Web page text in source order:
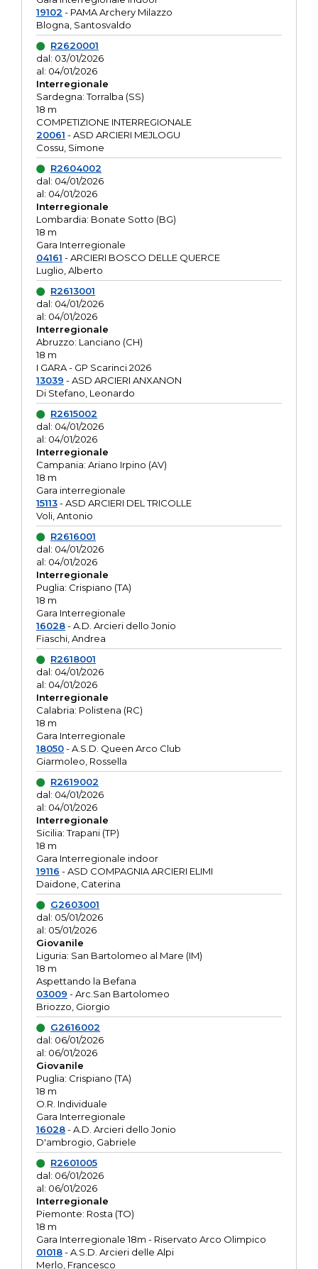
19102 - PAMA Archery Milazzo
Blogna, Santosvaldo
R2620001
dal: 03/01/2026
al: 04/01/2026
Interregionale
Sardegna: Torralba (SS)
18 m
COMPETIZIONE INTERREGIONALE
20061 - ASD ARCIERI MEJLOGU
Cossu, Simone
R2604002
dal: 04/01/2026
al: 04/01/2026
Interregionale
Lombardia: Bonate Sotto (BG)
18 m
Gara Interregionale
04161 - ARCIERI BOSCO DELLE QUERCE
Luglio, Alberto
R2613001
dal: 04/01/2026
al: 04/01/2026
Interregionale
Abruzzo: Lanciano (CH)
18 m
I GARA - GP Scarinci 2026
13039 - ASD ARCIERI ANXANON
Di Stefano, Leonardo
R2615002
dal: 04/01/2026
al: 04/01/2026
Interregionale
Campania: Ariano Irpino (AV)
18 m
Gara interregionale
15113- ASD ARCIERI DEL TRICOLLE
Voli, Antonio
R2616001
dal: 04/01/2026
al: 04/01/2026
Interregionale
Puglia: Crispiano (TA)
18 m
Gara Interregionale
16028- A.D. Arcieri dello Jonio
Fiaschi, Andrea
R2618001
dal: 04/01/2026
al: 04/01/2026
Interregionale
Calabria: Polistena (RC)
18 m
Gara Interregionale
18050- A.S.D. Queen Arco Club
Giarmoleo, Rossella
R2619002
dal: 04/01/2026
al: 04/01/2026
Interregionale
Sicilia: Trapani (TP)
18 m
Gara Interregionale indoor
19116 - ASD COMPAGNIA ARCIERI ELIMI
Daidone, Caterina
G2603001
dal: 05/01/2026
al: 05/01/2026
Giovanile
Liguria: San Bartolomeo al Mare (IM)
18 m
Aspettando la Befana
03009 - Arc.San Bartolomeo
Briozzo, Giorgio
G2616002
dal: 06/01/2026
al: 06/01/2026
Giovanile
Puglia: Crispiano (TA)
18 m
O.R. Individuale
Gara Interregionale
16028- A.D. Arcieri dello Jonio
D'ambrogio, Gabriele
R2601005
dal: 06/01/2026
al: 06/01/2026
Interregionale
Piemonte: Rosta (TO)
18 m
Gara Interregionale 18m - Riservato Arco Olimpico
01018- A.S.D. Arcieri delle Alpi
Merlo, Francesco